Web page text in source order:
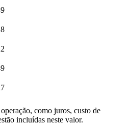
como juros, custo de
incluídas neste valor.